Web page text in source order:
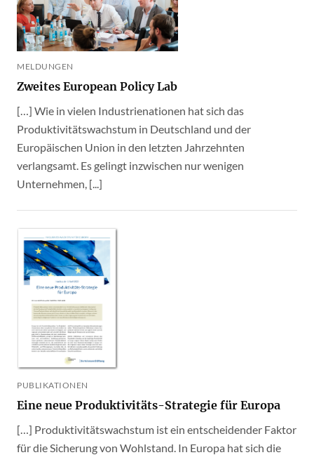
MELDUNGEN
Zweites European Policy Lab
[…] Wie in vielen Industrienationen hat sich das
Produktivitätswachstum in Deutschland und der
Europäischen Union in den letzten Jahrzehnten
verlangsamt. Es gelingt inzwischen nur wenigen
Unternehmen, [...]
PUBLIKATIONEN
Eine neue Produktivitäts-Strategie für Europa
[…] Produktivitätswachstum ist ein entscheidender Faktor
für die Sicherung von Wohlstand. In Europa hat sich die